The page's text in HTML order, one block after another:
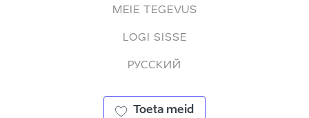
MEIE TEGEVUS
LOGI SISSE
РУССКИЙ
Toeta meid